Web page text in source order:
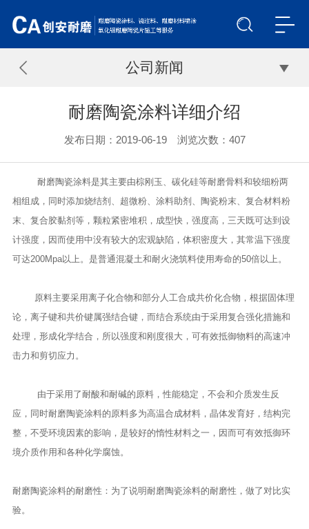
公司新闻
耐磨陶瓷涂料详细介绍
发布日期：2019-06-19 浏览次数： 407
耐磨陶瓷涂料是其主要由棕刚玉、碳化硅等耐磨骨料和较细粉两
相组成，同时添加烧结剂、超微粉、涂料助剂、陶瓷粉末、复合材料粉
末、复合胶黏剂等，颗粒紧密堆积，成型快，强度高，三天既可达到设
计强度，因而使用中没有较大的宏观缺陷，体积密度大，其常温下强度
可达200Mpa以上。是普通混凝土和耐火浇筑料使用寿命的50倍以上。
原料主要采用离子化合物和部分人工合成共价化合物，根据固体理
论，离子键和共价键属强结合键，而结合系统由于采用复合强化措施和
处理，形成化学结合，所以强度和刚度很大，可有效抵御物料的高速冲
击力和剪切应力。
由于采用了耐酸和耐碱的原料，性能稳定，不会和介质发生反
应，同时耐磨陶瓷涂料的原料多为高温合成材料，晶体发育好，结构完
整，不受环境因素的影响，是较好的惰性材料之一，因而可有效抵御环
境介质作用和各种化学腐蚀。
耐磨陶瓷涂料的耐磨性：为了说明耐磨陶瓷涂料的耐磨性，做了对比实
验。